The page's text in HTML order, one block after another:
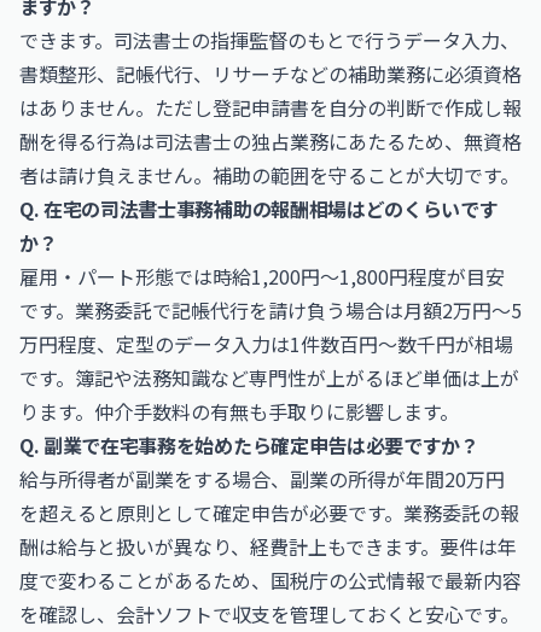
ますか？
できます。司法書士の指揮監督のもとで行うデータ入力、
書類整形、記帳代行、リサーチなどの補助業務に必須資格
はありません。ただし登記申請書を自分の判断で作成し報
酬を得る行為は司法書士の独占業務にあたるため、無資格
者は請け負えません。補助の範囲を守ることが大切です。
Q. 在宅の司法書士事務補助の報酬相場はどのくらいです
か？
雇用・パート形態では時給1,200円〜1,800円程度が目安
です。業務委託で記帳代行を請け負う場合は月額2万円〜5
万円程度、定型のデータ入力は1件数百円〜数千円が相場
です。簿記や法務知識など専門性が上がるほど単価は上が
ります。仲介手数料の有無も手取りに影響します。
Q. 副業で在宅事務を始めたら確定申告は必要ですか？
給与所得者が副業をする場合、副業の所得が年間20万円
を超えると原則として確定申告が必要です。業務委託の報
酬は給与と扱いが異なり、経費計上もできます。要件は年
度で変わることがあるため、国税庁の公式情報で最新内容
を確認し、会計ソフトで収支を管理しておくと安心です。